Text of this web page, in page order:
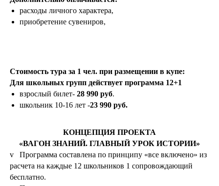
расходы личного характера,
приобретение сувениров,
Стоимость тура за 1 чел. при размещении в купе:
Для школьных групп действует программа 12+1
взрослый билет- 28 990 руб.
школьник 10-16 лет -23 990 руб.
КОНЦЕПЦИЯ ПРОЕКТА
«ВАГОН ЗНАНИЙ. ГЛАВНЫЙ УРОК ИСТОРИИ»
v Программа составлена по принципу «все включено» из
расчета на каждые 12 школьников 1 сопровождающий
бесплатно.